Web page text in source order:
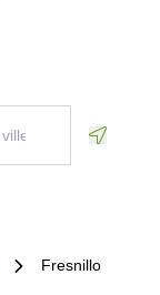
Fresnillo